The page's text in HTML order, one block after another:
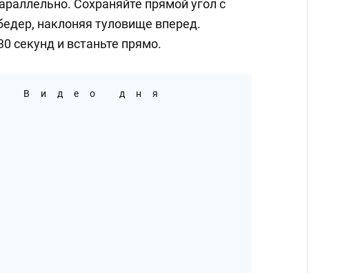
Сохраняйте прямой угол с
наклоняя туловище вперед.
секунд и встаньте прямо.
Видео дня